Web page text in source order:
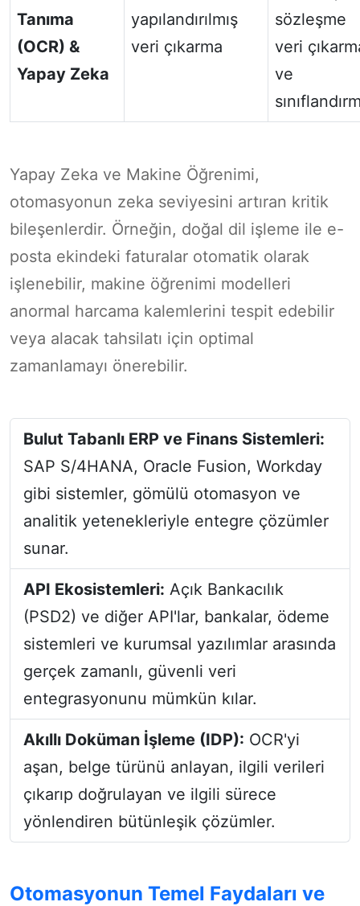
Tanıma
(OCR) &
Yapay Zeka
yapılandırılmış
veri çıkarma
sözleşme
veri
ve
Yapay Zeka ve Makine Öğrenimi,
otomasyonun zeka seviyesini artıran kritik
bileşenlerdir. Örneğin, doğal dil işleme ile e-
posta ekindeki faturalar otomatik olarak
işlenebilir, makine öğrenimi modelleri
anormal harcama kalemlerini tespit edebilir
veya alacak tahsilatı için optimal
zamanlamayı önerebilir.
Bulut Tabanlı ERP ve Finans Sistemleri:
SAP S/4HANA, Oracle Fusion, Workday
gibi sistemler, gömülü otomasyon ve
analitik yetenekleriyle entegre çözümler
sunar.
API Ekosistemleri: Açık Bankacılık
(PSD2) ve diğer API'lar, bankalar, ödeme
sistemleri ve kurumsal yazılımlar arasında
gerçek zamanlı, güvenli veri
entegrasyonunu mümkün kılar.
Akıllı Doküman İşleme (IDP): OCR'yi
aşan, belge türünü anlayan, ilgili verileri
çıkarıp doğrulayan ve ilgili sürece
yönlendiren bütünleşik çözümler.
Otomasyonun Temel Faydaları ve